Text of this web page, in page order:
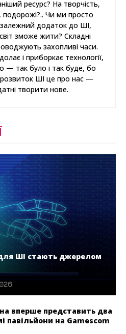
ресурс? На творчість,
подорожі?.. Чи ми просто
додаток до ШІ,
зможе жити? Складні
захопливі часи.
і приборкає технології,
— так було і так буде, бо
ШІ це про нас —
творити нове.
ШІ стають джерелом
вперше представить два
павільйони на Gamescom